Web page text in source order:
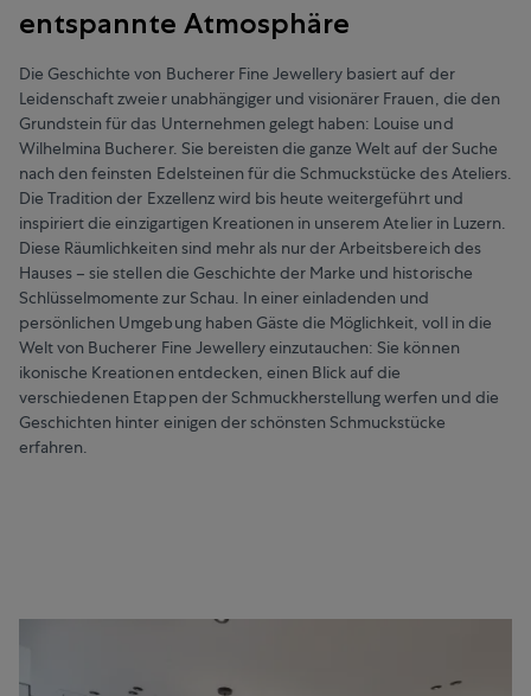
entspannte Atmosphäre
Die Geschichte von Bucherer Fine Jewellery basiert auf der
Leidenschaft zweier unabhängiger und visionärer Frauen, die den
Grundstein für das Unternehmen gelegt haben: Louise und
Wilhelmina Bucherer. Sie bereisten die ganze Welt auf der Suche
nach den feinsten Edelsteinen für die Schmuckstücke des Ateliers.
Die Tradition der Exzellenz wird bis heute weitergeführt und
inspiriert die einzigartigen Kreationen in unserem Atelier in Luzern.
Diese Räumlichkeiten sind mehr als nur der Arbeitsbereich des
Hauses – sie stellen die Geschichte der Marke und historische
Schlüsselmomente zur Schau. In einer einladenden und
persönlichen Umgebung haben Gäste die Möglichkeit, voll in die
Welt von Bucherer Fine Jewellery einzutauchen: Sie können
ikonische Kreationen entdecken, einen Blick auf die
verschiedenen Etappen der Schmuckherstellung werfen und die
Geschichten hinter einigen der schönsten Schmuckstücke
erfahren.